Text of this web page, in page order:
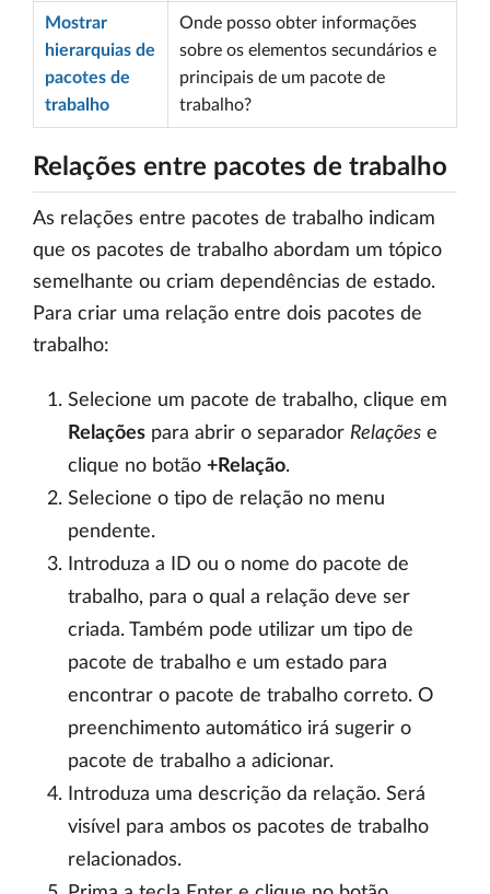
Mostrar
hierarquias de
pacotes de
trabalho
Onde posso obter informações
sobre os elementos secundários e
principais de um pacote de
trabalho?
Relações entre pacotes de trabalho
As relações entre pacotes de trabalho indicam
que os pacotes de trabalho abordam um tópico
semelhante ou criam dependências de estado.
Para criar uma relação entre dois pacotes de
trabalho:
Selecione um pacote de trabalho, clique em
Relações para abrir o separador Relações e
clique no botão +Relação.
Selecione o tipo de relação no menu
pendente.
Introduza a ID ou o nome do pacote de
trabalho, para o qual a relação deve ser
criada. Também pode utilizar um tipo de
pacote de trabalho e um estado para
encontrar o pacote de trabalho correto. O
preenchimento automático irá sugerir o
pacote de trabalho a adicionar.
Introduza uma descrição da relação. Será
visível para ambos os pacotes de trabalho
relacionados.